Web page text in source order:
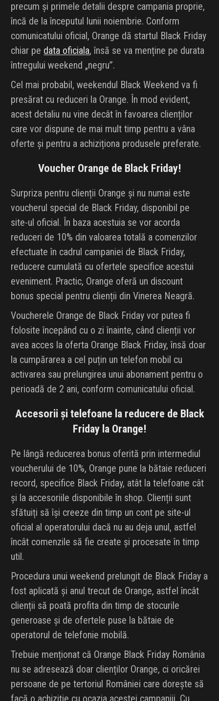
precum și primele detalii despre campania proprie,
încă de la începutul lunii noiembrie. Conform
comunicatului oficial, Orange dă startul Black Friday
chiar pe data oficiala, însă se va menține pe durata
întregului weekend „negru”.
Cel mai probabil, weekendul Black Weekend va fi
presărat cu reduceri la Orange. În mod evident,
acest detaliu nu vine decât în favoarea clienților
care vor dispune de mai mult timp pentru a vâna
oferte și pentru a achiziționa produsele preferate.
Voucher Orange de Black Friday!
Surpriza pentru clienții Orange și nu numai este
voucherul special de Black Friday, disponibil pe
site-ul oficial. În baza acestuia se vor acorda
reduceri de 10% din valoarea totală a comenzilor
efectuate în cadrul campaniei de Black Friday,
reducere cumulată cu ofertele specifice acestui
eveniment. Practic, Orange oferă un discount
bonus special pentru clienții din Vinerea Neagră.
Voucherele Orange de Black Friday vor putea fi
folosite începând cu o zi înainte, când clienții vor
avea acces la oferta Orange Black Friday, însă doar
la cumpărarea a cel puțin un telefon mobil cu
activarea sau prelungirea unui abonament pentru o
perioadă de 2 ani, conform comunicatului oficial.
Accesorii și telefoane la reducere de Black
Friday la Orange!
Pe lângă reducerea bonus oferită prin intermediul
voucherului de 10%, Orange pune la bătaie reduceri
record, specifice Black Friday, atât la telefoane cât
și la accesoriile disponibile în shop. Clienții sunt
sfătuiți să își creeze din timp un cont pe site-ul
oficial al operatorului dacă nu au deja unul, astfel
încât comenzile să fie create și procesate în timp
util.
Procedura unui weekend prelungit de Black Friday a
fost aplicată și anul trecut de Orange, astfel încât
clienții să poată profita din timp de stocurile
generoase și de ofertele puse la bătaie de
operatorul de telefonie mobilă.
Trebuie menționat că Orange Black Friday România
nu se adresează doar clienților Orange, ci oricărei
persoane de pe tertoriul României care dorește să